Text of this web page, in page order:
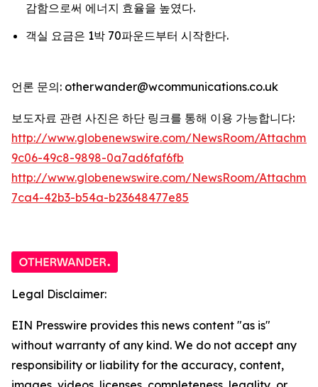
감함으로써 에너지 효율을 높였다.
객실 요금은 1박 70파운드부터 시작한다.
언론 문의: otherwander@wcommunications.co.uk
보도자료 관련 사진은 하단 링크를 통해 이용 가능합니다:
http://www.globenewswire.com/NewsRoom/
9c06-49c8-9898-0a7ad6faf6fb
http://www.globenewswire.com/NewsRoom/
7ca4-42b3-b54a-b23648477e85
Legal Disclaimer:
EIN Presswire provides this news content "as is"
without warranty of any kind. We do not accept any
responsibility or liability for the accuracy, content,